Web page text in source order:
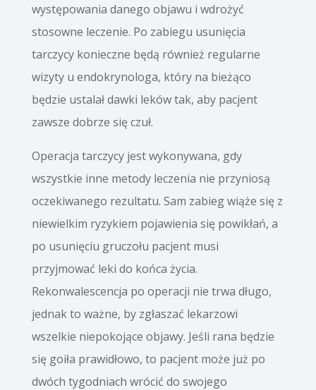
występowania danego objawu i wdrożyć
stosowne leczenie. Po zabiegu usunięcia
tarczycy konieczne będą również regularne
wizyty u endokrynologa, który na bieżąco
będzie ustalał dawki leków tak, aby pacjent
zawsze dobrze się czuł.
Operacja tarczycy jest wykonywana, gdy
wszystkie inne metody leczenia nie przyniosą
oczekiwanego rezultatu. Sam zabieg wiąże się z
niewielkim ryzykiem pojawienia się powikłań, a
po usunięciu gruczołu pacjent musi
przyjmować leki do końca życia.
Rekonwalescencja po operacji nie trwa długo,
jednak to ważne, by zgłaszać lekarzowi
wszelkie niepokojące objawy. Jeśli rana będzie
się goiła prawidłowo, to pacjent może już po
dwóch tygodniach wrócić do swojego